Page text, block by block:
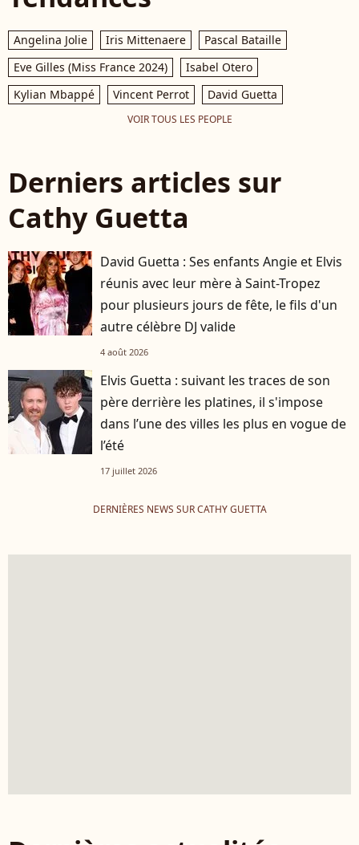
Angelina Jolie Iris Mittenaere
Pascal Bataille
Eve Gilles (Miss France 2024)
Isabel Otero
Kylian Mbappé
Vincent Perrot David Guetta
VOIR TOUS LES PEOPLE
Derniers articles sur
Cathy Guetta
David Guetta : Ses enfants Angie et Elvis
réunis avec leur mère à Saint-Tropez
pour plusieurs jours de fête, le fils d'un
autre célèbre DJ valide
4 août 2026
Elvis Guetta : suivant les traces de son
père derrière les platines, il s'impose
dans l’une des villes les plus en vogue de
l’été
17 juillet 2026
DERNIÈRES NEWS SUR CATHY GUETTA